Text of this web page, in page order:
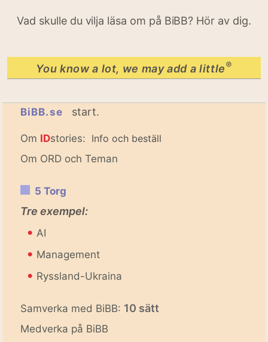
Vad skulle du vilja läsa om på BiBB? Hör av dig.
You know a lot, we may add a little®
BiBB.se start.
Om IDstories: Info och beställ
Om ORD och Teman
5 Torg
Tre exempel:
• AI
• Management
• Ryssland-Ukraina
Samverka med BiBB: 10 sätt
Medverka på BiBB